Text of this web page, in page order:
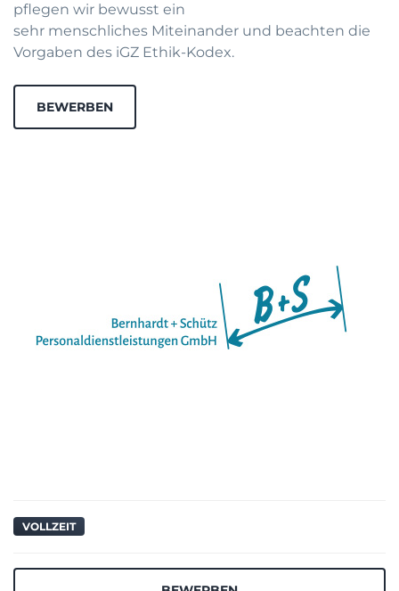
pflegen wir bewusst ein
sehr menschliches Miteinander und beachten die
Vorgaben des iGZ Ethik-Kodex.
BEWERBEN
VOLLZEIT